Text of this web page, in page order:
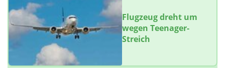
Flugzeug dreht um
wegen Teenager-
Streich